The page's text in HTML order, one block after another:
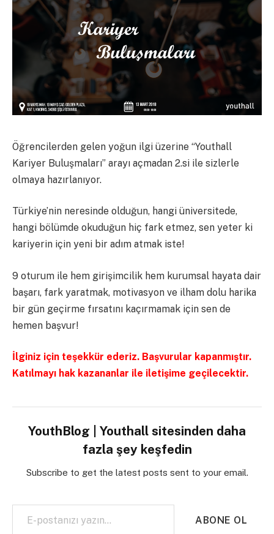
Öğrencilerden gelen yoğun ilgi üzerine “Youthall
Kariyer Buluşmaları” arayı açmadan 2.si ile sizlerle
olmaya hazırlanıyor.
Türkiye’nin neresinde olduğun, hangi üniversitede,
hangi bölümde okuduğun hiç fark etmez, sen yeter ki
kariyerin için yeni bir adım atmak iste!
9 oturum ile hem girişimcilik hem kurumsal hayata dair
başarı, fark yaratmak, motivasyon ve ilham dolu harika
bir gün geçirme fırsatını kaçırmamak için sen de
hemen başvur!
İlginiz için teşekkür ederiz. Başvurular kapanmıştır.
Katılmayı hak kazananlar ile iletişime geçilecektir.
YouthBlog | Youthall sitesinden daha
fazla şey keşfedin
Subscribe to get the latest posts sent to your email.
E-postanızı yazın…
ABONE OL